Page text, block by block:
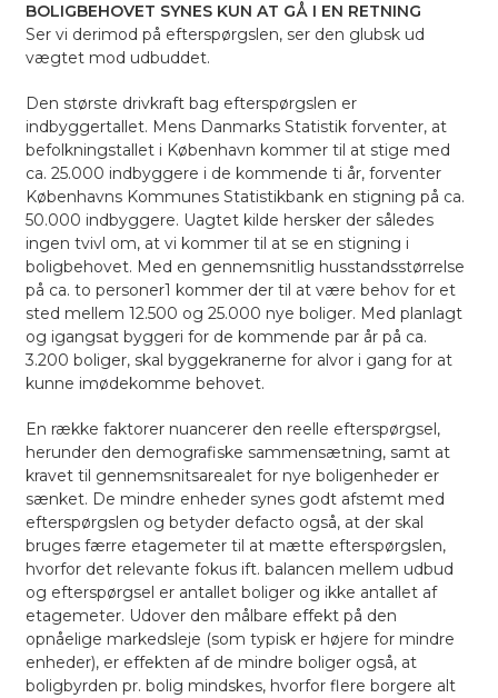
BOLIGBEHOVET SYNES KUN AT GÅ I EN RETNING
Ser vi derimod på efterspørgslen, ser den glubsk ud
vægtet mod udbuddet.
Den største drivkraft bag efterspørgslen er
indbyggertallet. Mens Danmarks Statistik forventer, at
befolkningstallet i København kommer til at stige med
ca. 25.000 indbyggere i de kommende ti år, forventer
Københavns Kommunes Statistikbank en stigning på ca.
50.000 indbyggere. Uagtet kilde hersker der således
ingen tvivl om, at vi kommer til at se en stigning i
boligbehovet. Med en gennemsnitlig husstandsstørrelse
på ca. to personer1 kommer der til at være behov for et
sted mellem 12.500 og 25.000 nye boliger. Med planlagt
og igangsat byggeri for de kommende par år på ca.
3.200 boliger, skal byggekranerne for alvor i gang for at
kunne imødekomme behovet.
En række faktorer nuancerer den reelle efterspørgsel,
herunder den demografiske sammensætning, samt at
kravet til gennemsnitsarealet for nye boligenheder er
sænket. De mindre enheder synes godt afstemt med
efterspørgslen og betyder defacto også, at der skal
bruges færre etagemeter til at mætte efterspørgslen,
hvorfor det relevante fokus ift. balancen mellem udbud
og efterspørgsel er antallet boliger og ikke antallet af
etagemeter. Udover den målbare effekt på den
opnåelige markedsleje (som typisk er højere for mindre
enheder), er effekten af de mindre boliger også, at
boligbyrden pr. bolig mindskes, hvorfor flere borgere alt